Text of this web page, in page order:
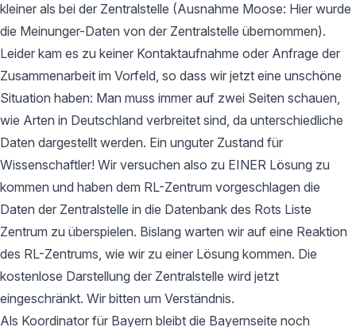
kleiner als bei der Zentralstelle (Ausnahme Moose: Hier wurde
die Meinunger-Daten von der Zentralstelle übernommen).
Leider kam es zu keiner Kontaktaufnahme oder Anfrage der
Zusammenarbeit im Vorfeld, so dass wir jetzt eine unschöne
Situation haben: Man muss immer auf zwei Seiten schauen,
wie Arten in Deutschland verbreitet sind, da unterschiedliche
Daten dargestellt werden. Ein unguter Zustand für
Wissenschaftler! Wir versuchen also zu EINER Lösung zu
kommen und haben dem RL-Zentrum vorgeschlagen die
Daten der Zentralstelle in die Datenbank des Rots Liste
Zentrum zu überspielen. Bislang warten wir auf eine Reaktion
des RL-Zentrums, wie wir zu einer Lösung kommen. Die
kostenlose Darstellung der Zentralstelle wird jetzt
eingeschränkt. Wir bitten um Verständnis.
Als Koordinator für Bayern bleibt die Bayernseite noch